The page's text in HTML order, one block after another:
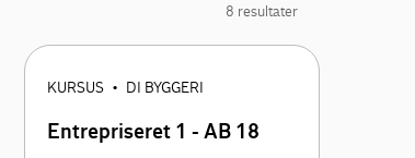
8 resultater
KURSUS • DI BYGGERI
Entrepriseret 1 - AB 18